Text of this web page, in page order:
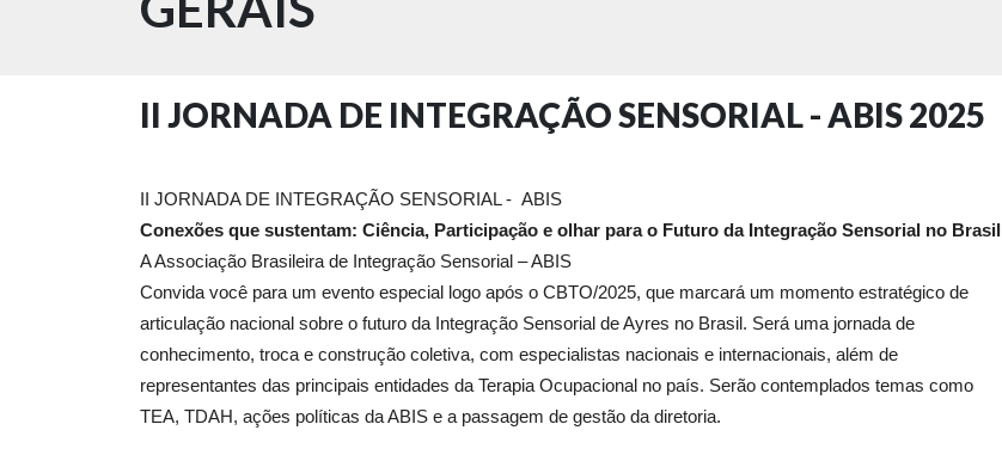
II JORNADA DE INTEGRAÇÃO SENSORIAL - ABIS 2025
II JORNADA DE INTEGRAÇÃO SENSORIAL - ABIS
Conexões que sustentam: Ciência, Participação e olhar para o Futuro da Integração Sensorial no Brasil
A Associação Brasileira de Integração Sensorial – ABIS
Convida você para um evento especial logo após o CBTO/2025, que marcará um momento estratégico de
articulação nacional sobre o futuro da Integração Sensorial de Ayres no Brasil. Será uma jornada de
conhecimento, troca e construção coletiva, com especialistas nacionais e internacionais, além de
representantes das principais entidades da Terapia Ocupacional no país. Serão contemplados temas como
TEA, TDAH, ações políticas da ABIS e a passagem de gestão da diretoria.